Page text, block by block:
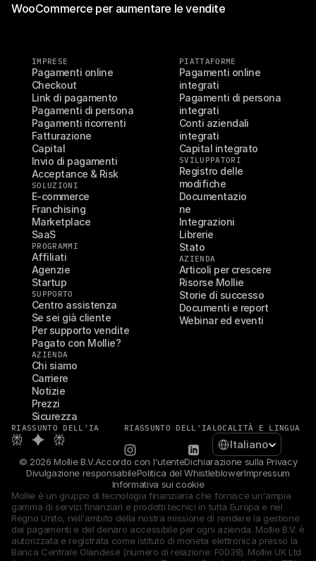
WooCommerce per aumentare le vendite
IMPRESE
Pagamenti online
Checkout
Link di pagamento
Pagamenti di persona
Pagamenti ricorrenti
Fatturazione
Capital
Invio di pagamenti
Acceptance & Risk
SOLUZIONI
E-commerce
Franchising
Marketplace
SaaS
PROGRAMMI
Affiliati
Agenzie
Startup
SUPPORTO
Centro assistenza
Se sei già cliente
Per supporto vendite
Pagato con Mollie?
AZIENDA
Chi siamo
Carriere
Notizie
Prezzi
Sicurezza
PIATTAFORME
Pagamenti online
integrati
Pagamenti di persona
integrati
Conti aziendali
integrati
Capital integrato
SVILUPPATORI
Registro delle
modifiche
Documentazio
ne
Integrazioni
Librerie
Stato
AZIENDA
Articoli per crescere
Risorse Mollie
Storie di successo
Documenti e report
Webinar ed eventi
RIASSUNTO DELL'IA RIASSUNTO DELL'IALOCALITÀ E LINGUA
Select Language
Italiano
© 2026 Mollie B.V.Accordo con l'utenteDichiarazione sulla Privacy
Divulgazione responsabilePolitica del WhistleblowerImpressum
Informativa sui cookie
Mollie è un gruppo di tecnologia finanziaria che fornisce un'ampia
gamma di servizi finanziari e prodotti tecnici in tutta Europa e nel
Regno Unito, nell'ambito della nostra missione di rendere la gestione
dei pagamenti e del denaro accessibile per ogni azienda. Mollie B.V. è
autorizzata e registrata come istituto di moneta elettronica presso la
Banca Centrale Olandese (numero di relazione: F0038). Mollie UK Ltd